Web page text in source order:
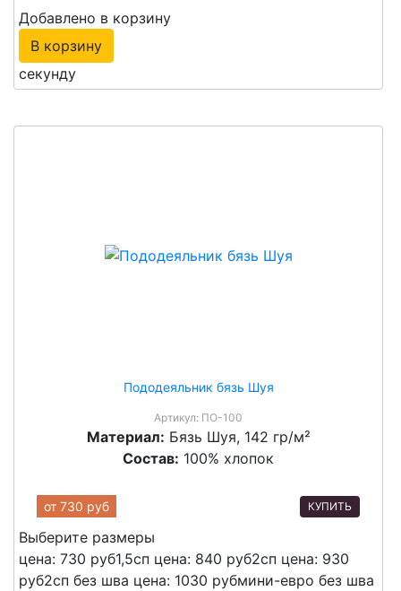
Добавлено в корзину
В корзину
секунду
Пододеяльник бязь Шуя
Артикул: ПО-100
Материал: Бязь Шуя, 142 гр/м²
Состав: 100% хлопок
от 730 руб КУПИТЬ
Выберите размеры
цена: 730 руб1,5сп цена: 840 руб2сп цена: 930
руб2сп без шва цена: 1030 рубмини-евро без шва